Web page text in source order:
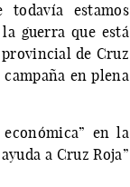
estamos
guerra que está
provincial de Cruz
en plena
en la
a Cruz Roja”